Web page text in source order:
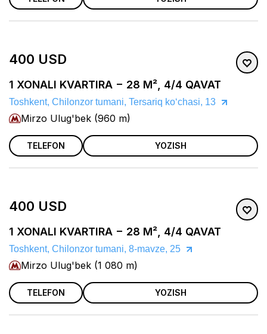
400 USD
1 XONALI KVARTIRA − 28 M², 4/4 QAVAT
Toshkent, Chilonzor tumani, Tersariq koʻchasi, 13
Mirzo Ulug'bek (960 m)
TELEFON YOZISH
400 USD
1 XONALI KVARTIRA − 28 M², 4/4 QAVAT
Toshkent, Chilonzor tumani, 8-mavze, 25
Mirzo Ulug'bek (1 080 m)
TELEFON YOZISH